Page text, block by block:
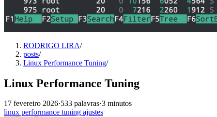
RODRIGO LIRA/
posts/
Linux Performance Tuning/
Linux Performance Tuning
17 fevereiro 2026·533 palavras·3 minutos
linux performance tuning ajustes